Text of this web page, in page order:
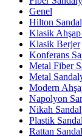
Genel
Hilton
Klasik
Klasik Berjer
Konferans
Metal Fiber
Metal
Modern
Napolyon
Nikah
Plastik
Rattan